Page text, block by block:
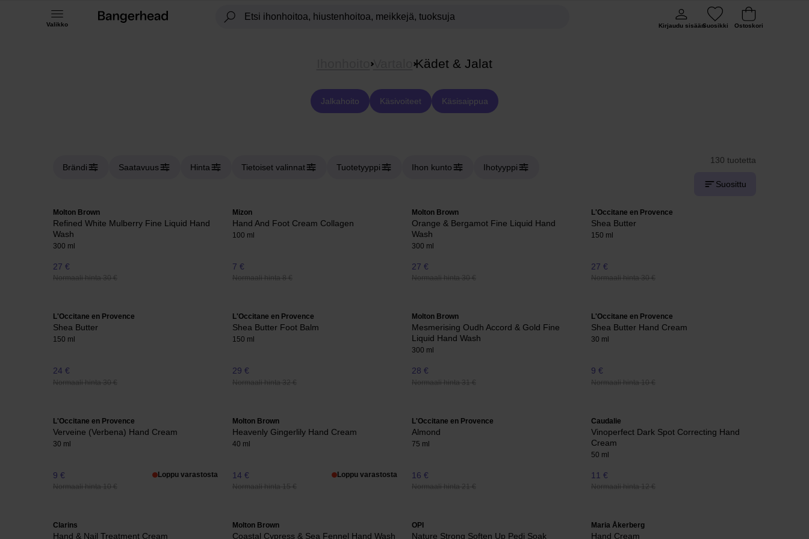
Valikko Kirjaudu sisäänSuosikki Ostoskori
Vartalo Kädet & Jalat
Jalkahoito Käsivoiteet Käsisaippua
Brändi Saatavuus Hinta Tietoiset valinnat Tuotetyyppi Ihon kunto Ihotyyppi
130 tuotetta
Suosittu
Molton Brown
Refined White Mulberry Fine Liquid Hand
Wash
300 ml
27 €
Normaali hinta 30 €
Mizon
Hand And Foot Cream Collagen
100 ml
7 €
Normaali hinta 8 €
Molton Brown
Orange & Bergamot Fine Liquid Hand
Wash
300 ml
27 €
Normaali hinta 30 €
L'Occitane en Provence
Shea Butter
150 ml
27 €
Normaali hinta 30 €
L'Occitane en Provence
Shea Butter
150 ml
24 €
Normaali hinta 30 €
L'Occitane en Provence
Shea Butter Foot Balm
150 ml
29 €
Normaali hinta 32 €
Molton Brown
Mesmerising Oudh Accord & Gold Fine
Liquid Hand Wash
300 ml
28 €
Normaali hinta 31 €
L'Occitane en Provence
Shea Butter Hand Cream
30 ml
9 €
Normaali hinta 10 €
L'Occitane en Provence
Verveine (Verbena) Hand Cream
30 ml
9 €
Normaali hinta 10 €
Loppu varastosta
Molton Brown
Heavenly Gingerlily Hand Cream
40 ml
14 €
Normaali hinta 15 €
Loppu varastosta
L'Occitane en Provence
Almond
75 ml
16 €
Normaali hinta 21 €
Caudalie
Vinoperfect Dark Spot Correcting Hand
Cream
50 ml
11 €
Normaali hinta 12 €
Clarins
Hand & Nail Treatment Cream
Molton Brown
Coastal Cypress & Sea Fennel Hand Wash
OPI
Nature Strong Soften Up Pedi Soak
Maria Åkerberg
Hand Cream